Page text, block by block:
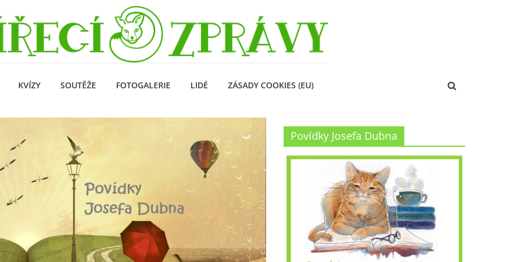
KVÍZY SOUTĚŽE FOTOGALERIE LIDÉ ZÁSADY COOKIES (EU)
Povídky Josefa Dubna